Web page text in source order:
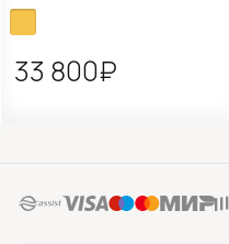
33 800₽